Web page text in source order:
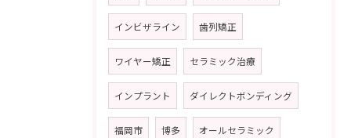
インビザライン 歯列矯正
ワイヤー矯正 セラミック治療
インプラント ダイレクトボンディング
福岡市 博多 オールセラミック